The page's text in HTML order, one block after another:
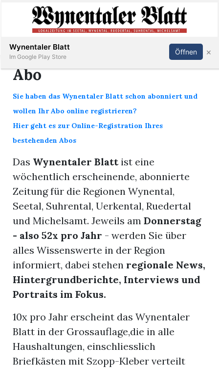
Immobilien
Veranstaltungen
E-
Paper
App
Burg
Abonnieren Anmelden
Abo
Sie haben das Wynentaler Blatt schon abonniert und
wollen Ihr Abo online registrieren?
Hier geht es zur Online-Registration Ihres
bestehenden Abos
Das Wynentaler Blattist eine
wöchentlich erscheinende, abonnierte
Zeitung für die Regionen Wynental,
Seetal, Suhrental, Uerkental, Ruedertal
und Michelsamt. Jeweils amDonnerstag
- also 52x pro Jahr - werden Sie über
alles Wissenswerte in der Region
informiert, dabei stehen regionale News,
Hintergrundberichte, Interviews und
Portraits im Fokus.
10x pro Jahr erscheint das Wynentaler
Blatt in der Grossauflage,die in alle
Haushaltungen, einschliesslich
Briefkästen mit Szopp-Kleber verteilt
Wynentaler Blatt
Im Google Play Store
Öffnen ×